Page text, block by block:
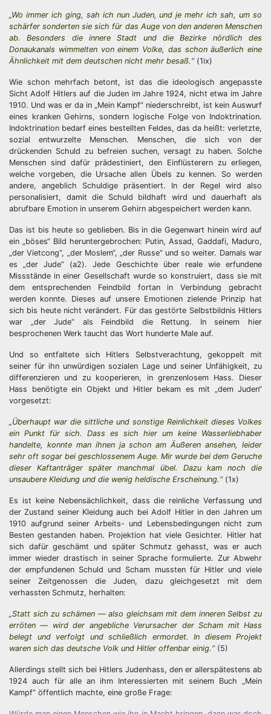
„Wo immer ich ging, sah ich nun Juden, und je mehr ich sah, um so
schärfer sonderten sie sich für das Auge von den anderen Menschen
ab. Besonders die innere Stadt und die Bezirke nördlich des
Donaukanals wimmelten von einem Volke, das schon äußerlich eine
Ähnlichkeit mit dem deutschen nicht mehr besaß.“(1ix)
Wie schon mehrfach betont, ist das die ideologisch angepasste
Sicht Adolf Hitlers auf die Juden im Jahre 1924, nicht etwa im Jahre
1910. Und was er da in „Mein Kampf“ niederschreibt, ist kein Auswurf
eines kranken Gehirns, sondern logische Folge von Indoktrination.
Indoktrination bedarf eines bestellten Feldes, das da heißt: verletzte,
sozial entwurzelte Menschen. Menschen, die sich von der
drückenden Schuld zu befreien suchen, versagt zu haben. Solche
Menschen sind dafür prädestiniert, den Einflüsterern zu erliegen,
welche vorgeben, die Ursache allen Übels zu kennen. So werden
andere, angeblich Schuldige präsentiert. In der Regel wird also
personalisiert, damit die Schuld bildhaft wird und dauerhaft als
abrufbare Emotion in unserem Gehirn abgespeichert werden kann.
Das ist bis heute so geblieben. Bis in die Gegenwart hinein wird auf
ein „böses“ Bild heruntergebrochen: Putin, Assad, Gaddafi, Maduro,
„der Vietcong“, „der Moslem“, „der Russe“ und so weiter. Damals war
es „der Jude“ (a2). Jede Geschichte über reale wie erfundene
Missstände in einer Gesellschaft wurde so konstruiert, dass sie mit
dem entsprechenden Feindbild fortan in Verbindung gebracht
werden konnte. Dieses auf unsere Emotionen zielende Prinzip hat
sich bis heute nicht verändert. Für das gestörte Selbstbildnis Hitlers
war „der Jude“ als Feindbild die Rettung. In seinem hier
besprochenen Werk taucht das Wort hunderte Male auf.
Und so entfaltete sich Hitlers Selbstverachtung, gekoppelt mit
seiner für ihn unwürdigen sozialen Lage und seiner Unfähigkeit, zu
differenzieren und zu kooperieren, in grenzenlosem Hass. Dieser
Hass benötigte ein Objekt und Hitler bekam es mit „dem Juden“
vorgesetzt:
„Überhaupt war die sittliche und sonstige Reinlichkeit dieses Volkes
ein Punkt für sich. Dass es sich hier um keine Wasserliebhaber
handelte, konnte man ihnen ja schon am Äußeren ansehen, leider
sehr oft sogar bei geschlossenem Auge. Mir wurde bei dem Geruche
dieser Kaftanträger später manchmal übel. Dazu kam noch die
unsaubere Kleidung und die wenig heldische Erscheinung.“(1x)
Es ist keine Nebensächlichkeit, dass die reinliche Verfassung und
der Zustand seiner Kleidung auch bei Adolf Hitler in den Jahren um
1910 aufgrund seiner Arbeits- und Lebensbedingungen nicht zum
Besten gestanden haben. Projektion hat viele Gesichter. Hitler hat
sich dafür geschämt und später Schmutz gehasst, was er auch
immer wieder drastisch in seiner Sprache formulierte. Zur Abwehr
der empfundenen Schuld und Scham mussten für Hitler und viele
seiner Zeitgenossen die Juden, dazu gleichgesetzt mit dem
verhassten Schmutz, herhalten:
„Statt sich zu schämen — also gleichsam mit dem inneren Selbst zu
erröten — wird der angebliche Verursacher der Scham mit Hass
belegt und verfolgt und schließlich ermordet. In diesem Projekt
waren sich das deutsche Volk und Hitler offenbar einig.“(5)
Allerdings stellt sich bei Hitlers Judenhass, den er allerspätestens ab
1924 auch für alle an ihm Interessierten mit seinem Buch „Mein
Kampf“ öffentlich machte, eine große Frage: